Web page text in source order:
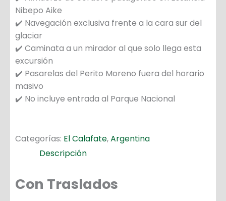
Nibepo Aike
✔️ Navegación exclusiva frente a la cara sur del
glaciar
✔️ Caminata a un mirador al que solo llega esta
excursión
✔️ Pasarelas del Perito Moreno fuera del horario
masivo
✔️ No incluye entrada al Parque Nacional
Categorías: El Calafate,Argentina
Descripción
Con Traslados